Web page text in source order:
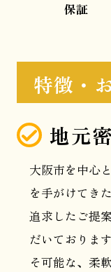
保証
特徴・
地元
大阪市を中心
を手がけてき
追求したご提
だいておりま
そ可能な、柔